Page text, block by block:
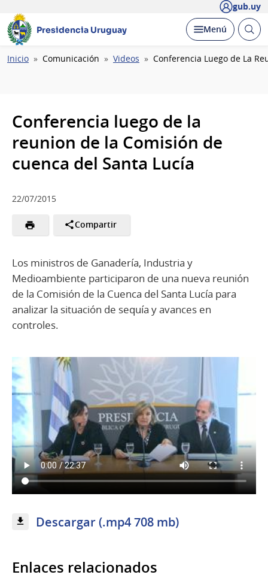
gub.uy
Presidencia Uruguay Desplegar
Menú Abrir
Ruta
Inicio Comunicación Videos Conferencia Luego de La
Conferencia luego de la
reunion de la Comisión de
cuenca del Santa Lucía
22/07/2015
Compartir
Los ministros de Ganadería, Industria y
Medioambiente participaron de una nueva reunión
de la Comisión de la Cuenca del Santa Lucía para
analizar la situación de sequía y avances en
controles.
Descargar (.mp4 708 mb)
Enlaces relacionados